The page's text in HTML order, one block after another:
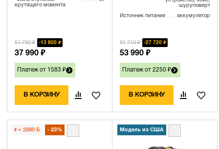
крутящего момента
51 790 ₽ 13 800 ₽
37 990 ₽
Платеж от 1583 ₽
В КОРЗИНУ
шуруповерт
Источник питания аккумулятор
81 710 ₽ 27 720 ₽
53 990 ₽
Платеж от 2250 ₽
В КОРЗИНУ
+ 2280 Б 23% Модель из США